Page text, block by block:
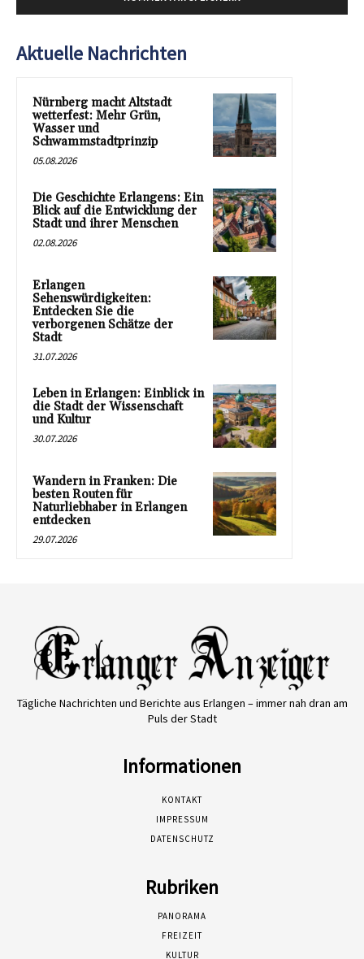
Aktuelle Nachrichten
Nürnberg macht Altstadt
wetterfest: Mehr Grün,
Wasser und
Schwammstadtprinzip
05.08.2026
Die Geschichte Erlangens: Ein
Blick auf die Entwicklung der
Stadt und ihrer Menschen
02.08.2026
Erlangen
Sehenswürdigkeiten:
Entdecken Sie die
verborgenen Schätze der
Stadt
31.07.2026
Leben in Erlangen: Einblick in
die Stadt der Wissenschaft
und Kultur
30.07.2026
Wandern in Franken: Die
besten Routen für
Naturliebhaber in Erlangen
entdecken
29.07.2026
Tägliche Nachrichten und Berichte aus Erlangen – immer nah dran am
Puls der Stadt
Informationen
KONTAKT
IMPRESSUM
DATENSCHUTZ
Rubriken
PANORAMA
FREIZEIT
KULTUR